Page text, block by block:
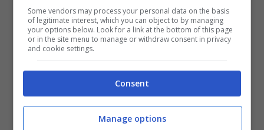
Edoardo Tavassi (Screenshot video Twitter)
Some vendors may process your personal data on the basis
of legitimate interest, which you can object to by managing
your options below. Look for a link at the bottom of this page
or in the site menu to manage or withdraw consent in privacy
and cookie settings.
Consent
Manage options